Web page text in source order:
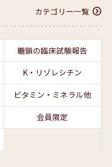
カテゴリー一覧
糖鎖の臨床試験報告
K・リゾレシチン
ビタミン・ミネラル他
会員限定